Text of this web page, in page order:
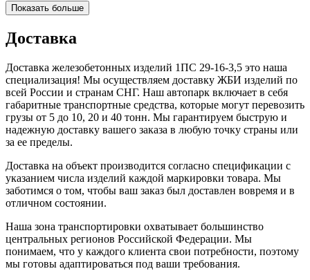
Показать больше
Доставка
Доставка железобетонных изделий 1ПС 29-16-3,5 это наша
специализация! Мы осуществляем доставку ЖБИ изделий по
всей России и странам СНГ. Наш автопарк включает в себя
габаритные транспортные средства, которые могут перевозить
грузы от 5 до 10, 20 и 40 тонн. Мы гарантируем быструю и
надежную доставку вашего заказа в любую точку страны или
за ее пределы.
Доставка на объект производится согласно спецификации с
указанием числа изделий каждой маркировки товара. Мы
заботимся о том, чтобы ваш заказ был доставлен вовремя и в
отличном состоянии.
Наша зона транспортировки охватывает большинство
центральных регионов Российской Федерации. Мы
понимаем, что у каждого клиента свои потребности, поэтому
мы готовы адаптироваться под ваши требования.